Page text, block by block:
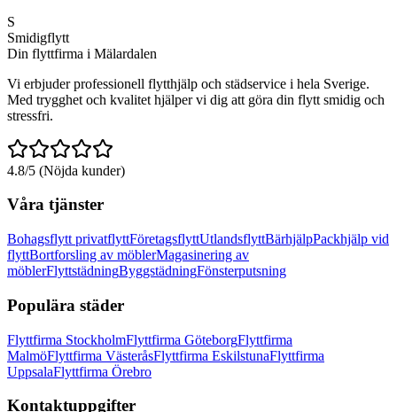
S
Smidigflytt
Din flyttfirma i Mälardalen
Vi erbjuder professionell flytthjälp och städservice i hela Sverige.
Med trygghet och kvalitet hjälper vi dig att göra din flytt smidig och
stressfri.
4.8/5 (Nöjda kunder)
Våra tjänster
Bohagsflytt privatflyttFöretagsflyttUtlandsflyttBärhjälpPackhjälp vid
flyttBortforsling av möblerMagasinering av
möblerFlyttstädningByggstädningFönsterputsning
Populära städer
Flyttfirma StockholmFlyttfirma GöteborgFlyttfirma
MalmöFlyttfirma VästeråsFlyttfirma EskilstunaFlyttfirma
UppsalaFlyttfirma Örebro
Kontaktuppgifter